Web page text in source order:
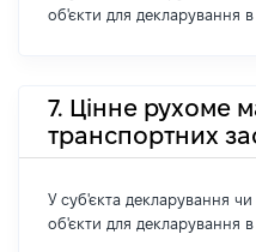
об'єкти для декларування в
7. Цінне рухоме
транспортних
У суб'єкта декларування чи
об'єкти для декларування в